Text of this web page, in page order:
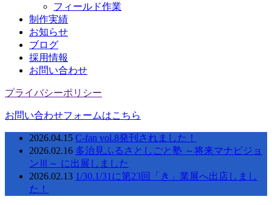
フィールド作業
制作実績
お知らせ
ブログ
採用情報
お問い合わせ
プライバシーポリシー
お問い合わせフォームはこちら
2026.04.15 C-fan vol.8発刊されました！
2026.02.16 多治見ふるさとしごと塾 ～将来マナビジョ
ンⅢ～ に出展しました
2026.02.13 1/30.1/31に第23回「き」業展へ出店しまし
た！